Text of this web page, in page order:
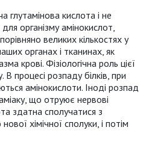
глутамінова кислота і не
організму амінокислот,
великих кількостях у
органах і тканинах, як
крові. Фізіологічна роль цієї
процесі розпаду білків, при
амінокислоти. Іноді розпад
що отруює нервові
здатна сполучатися з
хімічної сполуки, і потім